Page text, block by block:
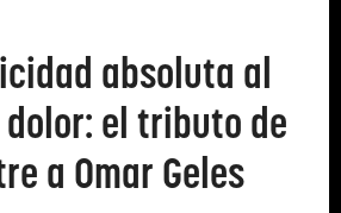
absoluta al
el tributo de
a Omar Geles